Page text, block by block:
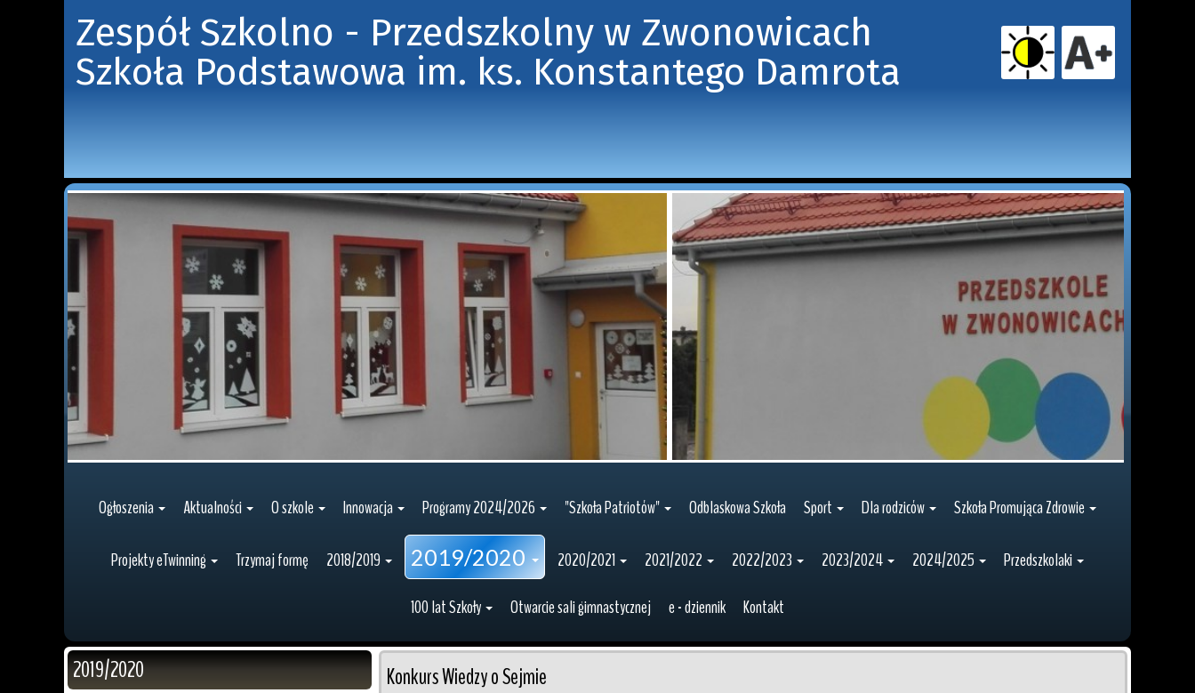
Zespół Szkolno - Przedszkolny w Zwonowicach
Szkoła Podstawowa im. ks. Konstantego Damrota
Ogłoszenia Aktualności O szkole Innowacja Programy 2024/2026 "Szkoła Patriotów" Odblaskowa Szkoła Sport Dla rodziców Szkoła Promująca Zdrowie
Projekty eTwinning Trzymaj formę 2018/2019 2019/2020 2020/2021 2021/2022 2022/2023 2023/2024 2024/2025
Przedszkolaki
100 lat Szkoły
Otwarcie sali gimnastycznej e - dziennik Kontakt
Konkurs Wiedzy o Sejmie
2019/2020